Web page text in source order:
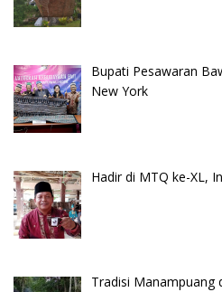
Bupati Pesawaran
New York
Hadir di MTQ ke-XL,
Tradisi Manampuang